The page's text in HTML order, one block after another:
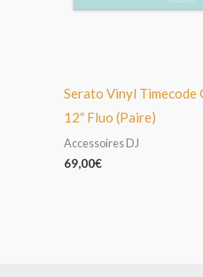
Serato Vinyl Timecode
12″ Fluo (Paire)
Accessoires DJ
69,00€